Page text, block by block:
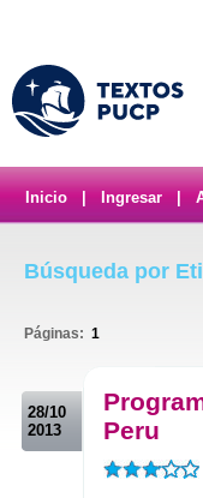
Inicio Ingresar
Búsqueda por
Páginas: 1
28/10
2013
Peru